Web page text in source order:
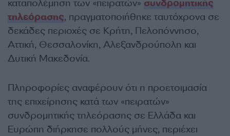
καταπολέμηση των «πειρατών» συνδρομητικής
τηλεόρασης, πραγματοποιήθηκε ταυτόχρονα σε
δεκάδες περιοχές σε Κρήτη, Πελοπόννησο,
Αττική, Θεσσαλονίκη, Αλεξανδρούπολη και
Δυτική Μακεδονία.
Πληροφορίες αναφέρουν ότι η προετοιμασία
της επιχείρησης κατά των «πειρατών»
συνδρομητικής τηλεόρασης σε Ελλάδα και
Ευρώπη διήρκησε πολλούς μήνες, περιέχει